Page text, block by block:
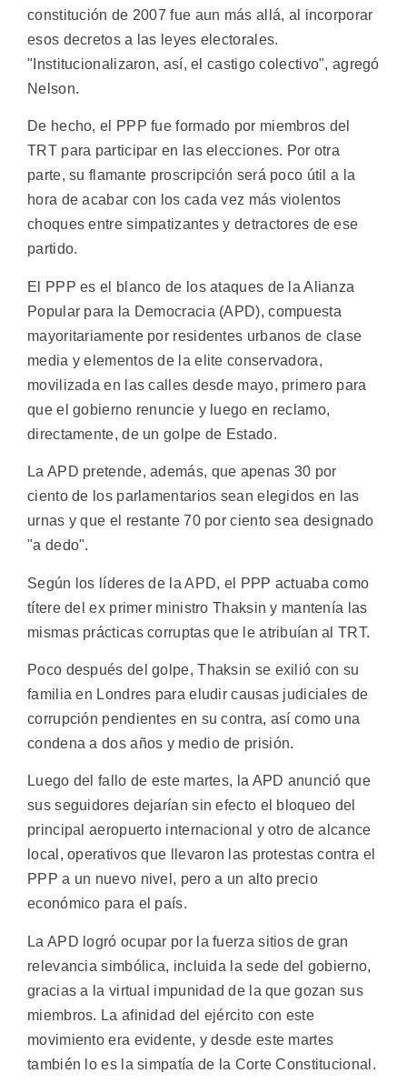
constitución de 2007 fue aun más allá, al incorporar
esos decretos a las leyes electorales.
"Institucionalizaron, así, el castigo colectivo", agregó
Nelson.
De hecho, el PPP fue formado por miembros del
TRT para participar en las elecciones. Por otra
parte, su flamante proscripción será poco útil a la
hora de acabar con los cada vez más violentos
choques entre simpatizantes y detractores de ese
partido.
El PPP es el blanco de los ataques de la Alianza
Popular para la Democracia (APD), compuesta
mayoritariamente por residentes urbanos de clase
media y elementos de la elite conservadora,
movilizada en las calles desde mayo, primero para
que el gobierno renuncie y luego en reclamo,
directamente, de un golpe de Estado.
La APD pretende, además, que apenas 30 por
ciento de los parlamentarios sean elegidos en las
urnas y que el restante 70 por ciento sea designado
"a dedo".
Según los líderes de la APD, el PPP actuaba como
títere del ex primer ministro Thaksin y mantenía las
mismas prácticas corruptas que le atribuían al TRT.
Poco después del golpe, Thaksin se exilió con su
familia en Londres para eludir causas judiciales de
corrupción pendientes en su contra, así como una
condena a dos años y medio de prisión.
Luego del fallo de este martes, la APD anunció que
sus seguidores dejarían sin efecto el bloqueo del
principal aeropuerto internacional y otro de alcance
local, operativos que llevaron las protestas contra el
PPP a un nuevo nivel, pero a un alto precio
económico para el país.
La APD logró ocupar por la fuerza sitios de gran
relevancia simbólica, incluida la sede del gobierno,
gracias a la virtual impunidad de la que gozan sus
miembros. La afinidad del ejército con este
movimiento era evidente, y desde este martes
también lo es la simpatía de la Corte Constitucional.